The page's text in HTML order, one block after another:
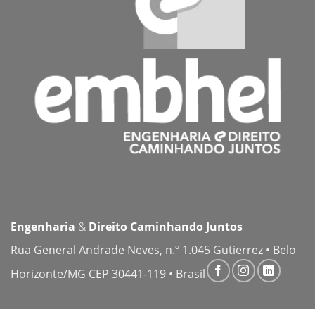
Engenharia & Direito Caminhando Juntos
Rua General Andrade Neves, n.º 1.045 Gutierrez • Belo
Horizonte/MG CEP 30441-119 • Brasil